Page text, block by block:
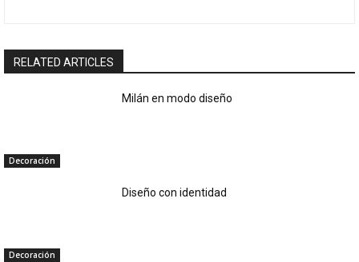
RELATED ARTICLES
Decoración
Milán en modo diseño
Decoración
Diseño con identidad